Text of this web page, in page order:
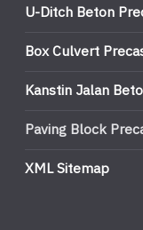
U-Ditch Beton
Box Culvert
Kanstin Jalan
Paving Block
XML Sitemap